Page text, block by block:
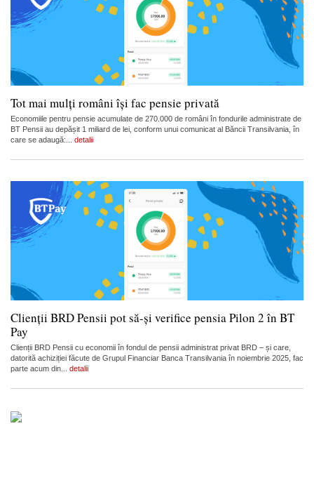
Tot mai mulți români își fac pensie privată
Economiile pentru pensie acumulate de 270.000 de români în fondurile administrate de
BT Pensii au depășit 1 miliard de lei, conform unui comunicat al Băncii Transilvania, în
care se adaugă:... detalii
Clienții BRD Pensii pot să-și verifice pensia Pilon 2 în BT
Pay
Clienții BRD Pensii cu economii în fondul de pensii administrat privat BRD – și care,
datorită achiziției făcute de Grupul Financiar Banca Transilvania în noiembrie 2025, fac
parte acum din... detalii